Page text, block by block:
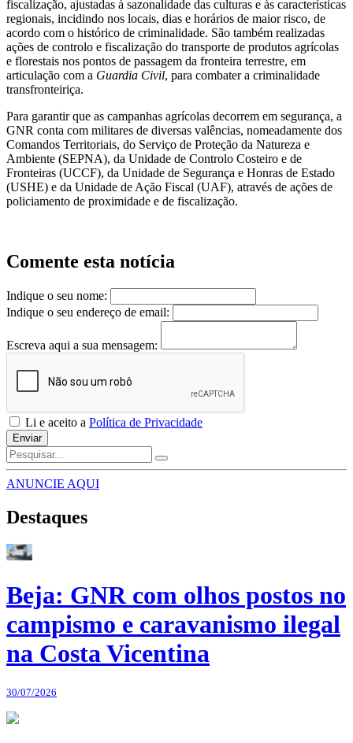
fiscalização, ajustadas à sazonalidade das culturas e às características
regionais, incidindo nos locais, dias e horários de maior risco, de
acordo com o histórico de criminalidade. São também realizadas
ações de controlo e fiscalização do transporte de produtos agrícolas
e florestais nos pontos de passagem da fronteira terrestre, em
articulação com a Guardia Civil, para combater a criminalidade
transfronteiriça.
Para garantir que as campanhas agrícolas decorrem em segurança, a
GNR conta com militares de diversas valências, nomeadamente dos
Comandos Territoriais, do Serviço de Proteção da Natureza e
Ambiente (SEPNA), da Unidade de Controlo Costeiro e de
Fronteiras (UCCF), da Unidade de Segurança e Honras de Estado
(USHE) e da Unidade de Ação Fiscal (UAF), através de ações de
policiamento de proximidade e de fiscalização.
Comente esta notícia
Indique o seu nome:
Indique o seu endereço de email:
Escreva aqui a sua mensagem:
Li e aceito a Política de Privacidade
Enviar
ANUNCIE AQUI
Destaques
Beja: GNR com olhos postos no
campismo e caravanismo ilegal
na Costa Vicentina
30/07/2026